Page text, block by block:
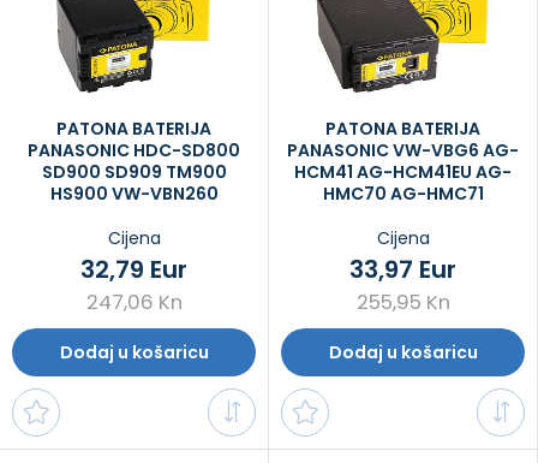
PATONA BATERIJA
PANASONIC HDC-SD800
SD900 SD909 TM900
HS900 VW-VBN260
Cijena
247,06 Kn
32,79 Eur
Dodaj u košaricu
PATONA BATERIJA
PANASONIC VW-VBG6 AG-
HCM41 AG-HCM41EU AG-
HMC70 AG-HMC71
Cijena
255,95 Kn
33,97 Eur
Dodaj u košaricu